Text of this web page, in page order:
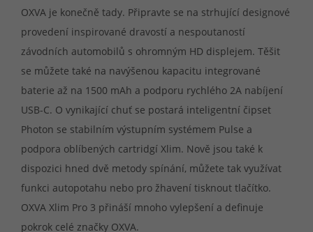
OXVA je konečně tady. Připravte se na strhující designové
provedení inspirované dravostí a nespoutaností
závodních automobilů s ohromným HD displejem. Těšit
se můžete také na navýšenou kapacitu integrované
baterie až na 1500 mAh a podporu rychlého 2A nabíjení
USB-C. O vynikající chuť se postará inteligentní čipset
Photon se stabilním výstupním systémem Pulse a
podpora oblíbených cartridgí Xlim. Nově jsou také k
dispozici hned dvě metody spínání, můžete tak využívat
funkci autopotahu nebo pro žhavení tisknout tlačítko.
OXVA Xlim Pro 3 přináší mnoho vylepšení a definuje
pokrok celé značky OXVA.